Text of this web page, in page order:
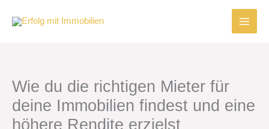
Inhalt
Wie du die richtigen Mieter für
deine Immobilien findest und eine
höhere Rendite erzielst